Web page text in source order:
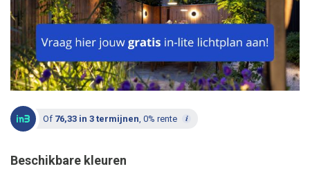
Of 76,33 in 3 termijnen, 0% rente
Beschikbare kleuren